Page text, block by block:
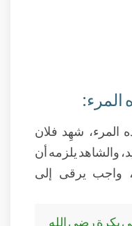
المرء، شهِد فلان
والشاهد يلزمه أن
واجب يرقى إلى
بكرة رضي الله